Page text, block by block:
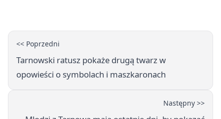
<< Poprzedni
Tarnowski ratusz pokaże drugą twarz w
opowieści o symbolach i maszkaronach
Następny >>